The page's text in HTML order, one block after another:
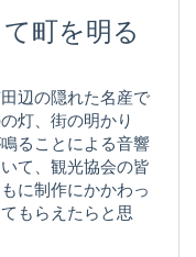
町を明る
辺の隠れた名産で
灯、街の明かり
ることによる音響
て、観光協会の皆
に制作にかかわっ
もらえたらと思